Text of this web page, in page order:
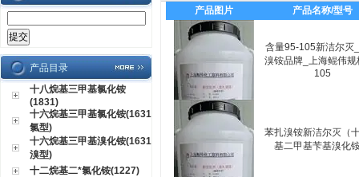
产品目录
十八烷基三甲基氯化铵
(1831)
十六烷基三甲基氯化铵(1631
氯型)
十六烷基三甲基溴化铵(1631
溴型)
十二烷基二*氯化铵(1227)
产品图片
产品名称/型号
含量95-105新洁尔灭
溴铵品牌_上海鲲伟规
105
苯扎溴铵新洁尔灭（
基二甲基苄基溴化